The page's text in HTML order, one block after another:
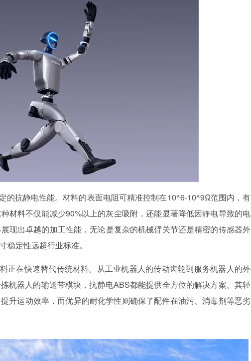
的抗静电性能。材料的表面电阻可精准控制在10^6-10^9Ω范围内，有
材料不仅能减少90%以上的灰尘吸附，还能显著降低因静电导致的电
现出卓越的加工性能，无论是复杂的机械臂关节还是精密的传感器外
稳定性远超行业标准。
正在快速替代传统材料。从工业机器人的传动齿轮到服务机器人的外
机器人的输送带模块，抗静电ABS都能提供全方位的解决方案。其轻
升运动效率，而优异的耐化学性则确保了配件在油污、消毒剂等恶劣